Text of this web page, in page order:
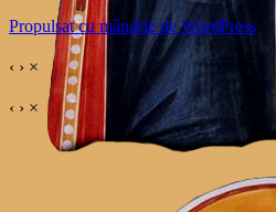
Propulsat cu mândrie de WordPress
‹ › ×
‹ › ×